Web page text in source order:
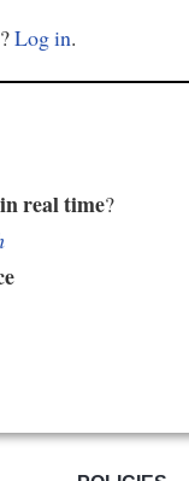
Log in.
real time?